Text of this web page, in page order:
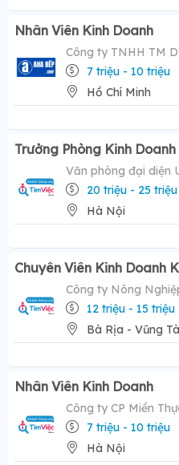
Nhân Viên Kinh Doanh
Công ty TNHH TM
7 triệu - 10 triệu
Hồ Chí Minh
Trưởng Phòng Kinh Doanh
20 triệu - 25 triệu
Hà Nội
Chuyên Viên Kinh Doanh
Công ty Nông
12 triệu - 15 triệu
Bà Rịa - Vũng
Nhân Viên Kinh Doanh
Công ty CP Miền
7 triệu - 10 triệu
Hà Nội